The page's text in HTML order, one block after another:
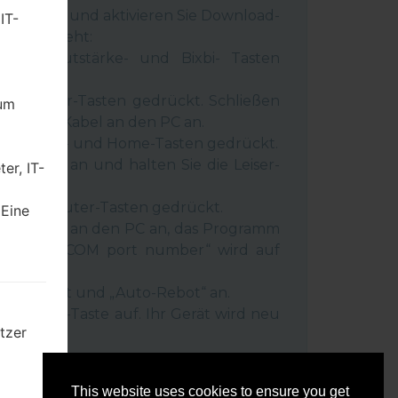
This website uses cookies to ensure you get
aus und aktivieren Sie Download-
es geht:
, Lautstärke- und Bixbi- Tasten
Leiser-Tasten gedrückt. Schließen
USB-Kabel an den PC an.
, Lauter- und Home-Tasten gedrückt.
Kabel an und halten Sie die Leiser-
und Lauter-Tasten gedrückt.
Telefon an den PC an, das Programm
IT-